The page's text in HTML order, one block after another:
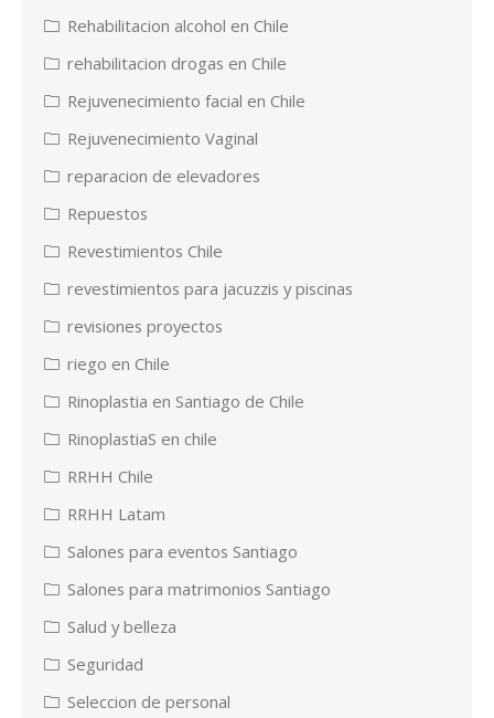
Rehabilitacion alcohol en Chile
rehabilitacion drogas en Chile
Rejuvenecimiento facial en Chile
Rejuvenecimiento Vaginal
reparacion de elevadores
Repuestos
Revestimientos Chile
revestimientos para jacuzzis y piscinas
revisiones proyectos
riego en Chile
Rinoplastia en Santiago de Chile
RinoplastiaS en chile
RRHH Chile
RRHH Latam
Salones para eventos Santiago
Salones para matrimonios Santiago
Salud y belleza
Seguridad
Seleccion de personal